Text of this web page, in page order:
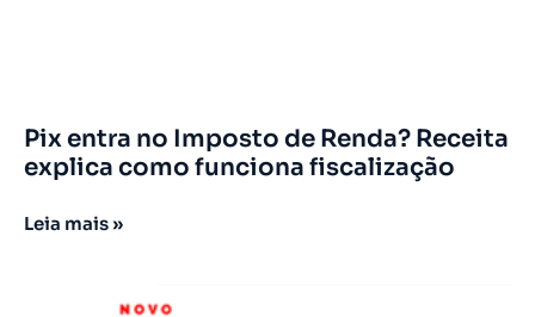
Pix entra no Imposto de Renda? Receita
explica como funciona fiscalização
Leia mais »